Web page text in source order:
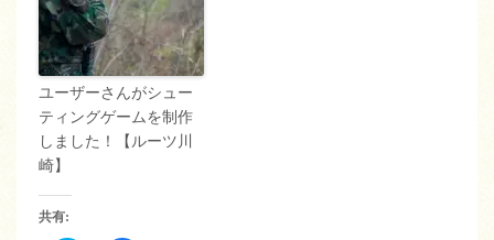
ユーザーさんがシュー
ティングゲームを制作
しました！【ルーツ川
崎】
共有: